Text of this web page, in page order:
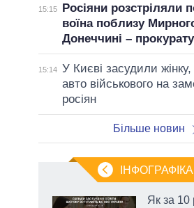
15:15
Росіяни розстріляли
воїна поблизу
Донеччині –
15:14 У Києві засудили жінку,
авто військового на
росіян
Більше новин
ІНФОГРАФІКА
Як за 10